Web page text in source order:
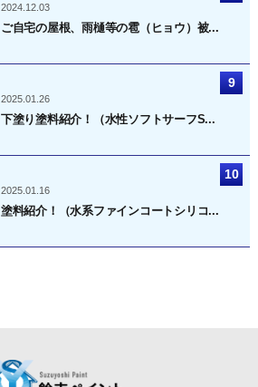
2024.12.03
ご自宅の屋根、雨樋等の雹（ヒョウ）被...
2025.01.26
下塗り塗料紹介！（水性ソフトサーフS...
2025.01.16
塗料紹介！（水系ファインコートシリコ...